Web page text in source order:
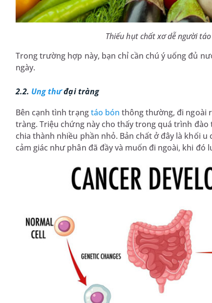
Thiếu hụt chất xơ dễ người
Trong trường hợp này, bạn chỉ cần chú ý uống đủ
ngày.
2.2. Ung thưđại tràng
Bên cạnh tình trạngtáo bón thông thường, đi ngoài
tràng. Triệu chứng này cho thấy trong quá trình
chia thành nhiều phần nhỏ. Bản chất ở đây là khối
cảm giác như phân đã đầy và muốn đi ngoài, khi